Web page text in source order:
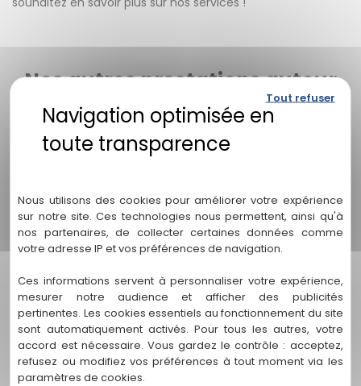
Nos autres prestations autour
de avocat pour divorce à
l'amiable mérignac
Nous utilisons des cookies pour améliorer votre expérience
sur notre site. Ces technologies nous permettent, ainsi qu'à
nos partenaires, de collecter certaines données comme
votre adresse IP et vos préférences de navigation.
Ces informations servent à personnaliser votre expérience,
mesurer notre audience et afficher des publicités
pertinentes. Les cookies essentiels au fonctionnement du site
sont automatiquement activés. Pour tous les autres, votre
accord est nécessaire. Vous gardez le contrôle : acceptez,
refusez ou modifiez vos préférences à tout moment via les
paramètres de cookies.
Tout refuser